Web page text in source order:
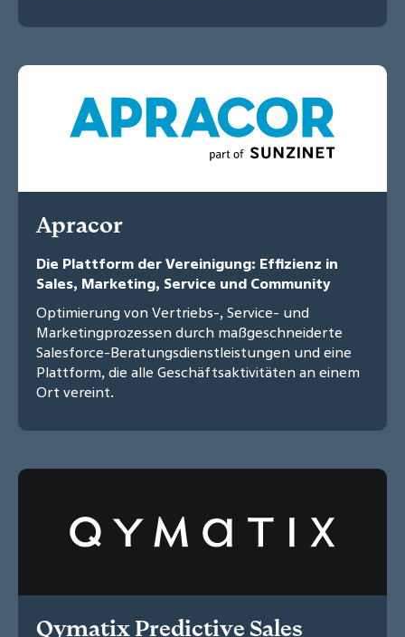
Apracor
Die Plattform der Vereinigung: Effizienz in
Sales, Marketing, Service und Community
Optimierung von Vertriebs-, Service- und
Marketingprozessen durch maßgeschneiderte
Salesforce-Beratungsdienstleistungen und eine
Plattform, die alle Geschäftsaktivitäten an einem
Ort vereint.
Qymatix Predictive Sales